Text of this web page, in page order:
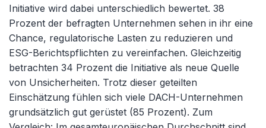
Initiative wird dabei unterschiedlich bewertet. 38
Prozent der befragten Unternehmen sehen in ihr eine
Chance, regulatorische Lasten zu reduzieren und
ESG-Berichtspflichten zu vereinfachen. Gleichzeitig
betrachten 34 Prozent die Initiative als neue Quelle
von Unsicherheiten. Trotz dieser geteilten
Einschätzung fühlen sich viele DACH-Unternehmen
grundsätzlich gut gerüstet (85 Prozent). Zum